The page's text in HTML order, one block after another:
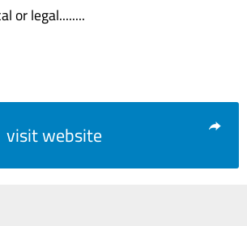
or legal........
visit website